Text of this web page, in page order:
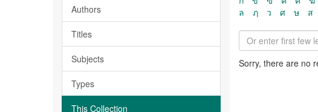
Authors
Titles
Subjects
Types
This Collection
ล
ฦ ว ศ ษ ส
Sorry, there are no